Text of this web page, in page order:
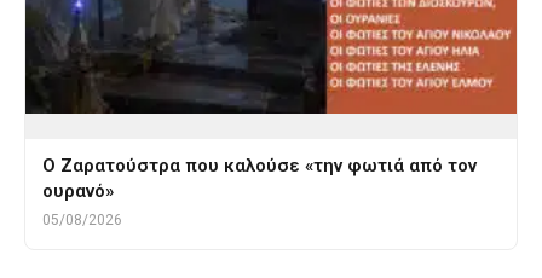
Ο Ζαρατούστρα που καλούσε «την φωτιά από τον
ουρανό»
05/08/2026